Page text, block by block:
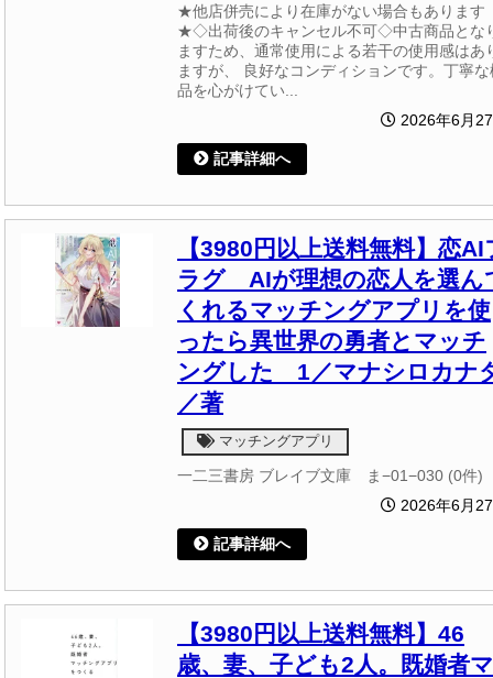
★他店併売により在庫がない場合もあります
★◇出荷後のキャンセル不可◇中古商品とな
ますため、通常使用による若干の使用感はあ
ますが、 良好なコンディションです。丁寧な
品を心がけてい...
2026年6月
記事詳細へ
【3980円以上送料無料】恋AI
ラグ AIが理想の恋人を選ん
くれるマッチングアプリを使
ったら異世界の勇者とマッチ
ングした 1／マナシロカナ
／著
マッチングアプリ
一二三書房 ブレイブ文庫 ま−01−030 (0件)
2026年6月
記事詳細へ
【3980円以上送料無料】46
歳、妻、子ども2人。既婚者マ